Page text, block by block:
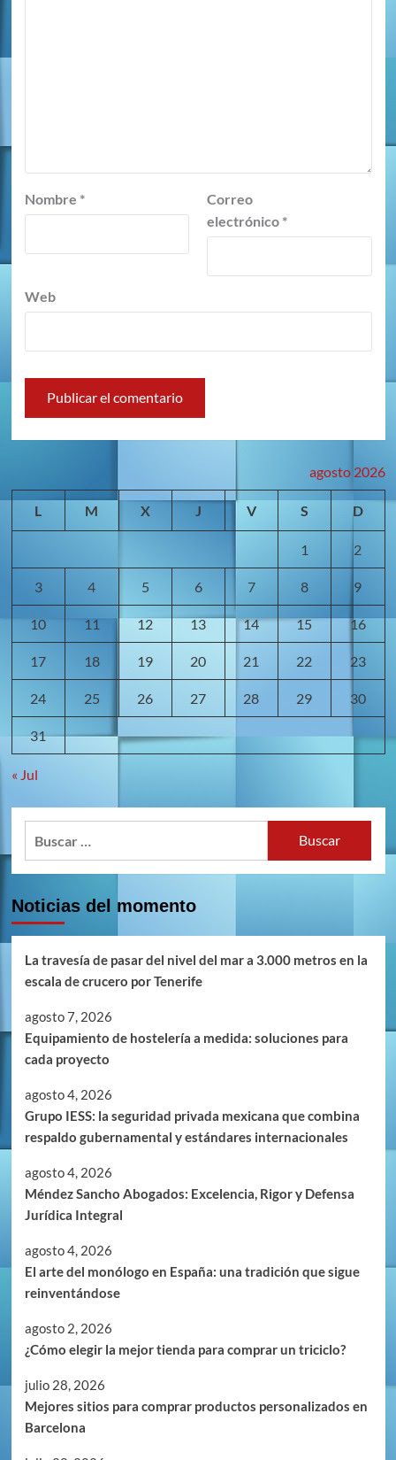
Nombre *
Correo
electrónico *
Web
agosto 2026
L M X J V S D
1 2
3 4 5 6 7 8 9
10 11 12 13 14 15 16
17 18 19 20 21 22 23
24 25 26 27 28 29 30
31
« Jul
Noticias del momento
La travesía de pasar del nivel del mar a 3.000 metros en la
escala de crucero por Tenerife
agosto 7, 2026
Equipamiento de hostelería a medida: soluciones para
cada proyecto
agosto 4, 2026
Grupo IESS: la seguridad privada mexicana que combina
respaldo gubernamental y estándares internacionales
agosto 4, 2026
Méndez Sancho Abogados: Excelencia, Rigor y Defensa
Jurídica Integral
agosto 4, 2026
El arte del monólogo en España: una tradición que sigue
reinventándose
agosto 2, 2026
¿Cómo elegir la mejor tienda para comprar un triciclo?
julio 28, 2026
Mejores sitios para comprar productos personalizados en
Barcelona